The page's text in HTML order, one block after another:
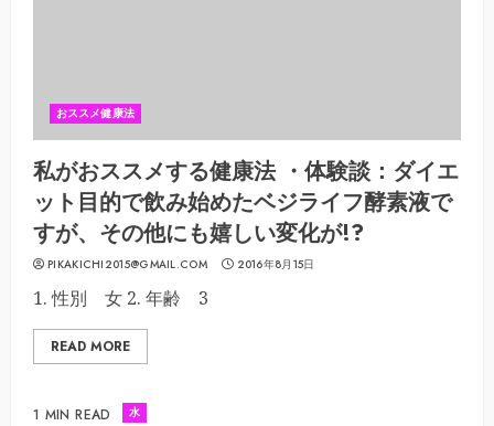
おススメ健康法
私がおススメする健康法 ・体験談：ダイエ
ット目的で飲み始めたベジライフ酵素液で
すが、その他にも嬉しい変化が!?
PIKAKICHI2015@GMAIL.COM 2016年8月15日
1. 性別 女 2. 年齢 3
READ MORE
1 MIN READ 水